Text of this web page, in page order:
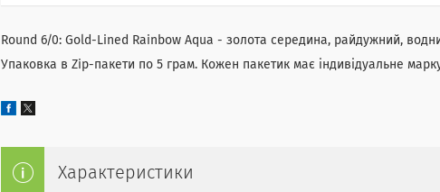
Round 6/0: Gold-Lined Rainbow Aqua - золота середина, райдужний,
Упаковка в Zip-пакети по 5 грам. Кожен пакетик має індивідуальне
Характеристики